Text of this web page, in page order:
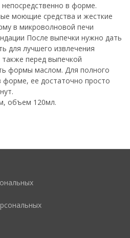
в форме.
моющие средства и жесткие
в микроволновой печи
После выпечки нужно дать
для лучшего извлечения
перед выпечкой
формы маслом. Для полного
форме, ее достаточно просто
объем 120мл.